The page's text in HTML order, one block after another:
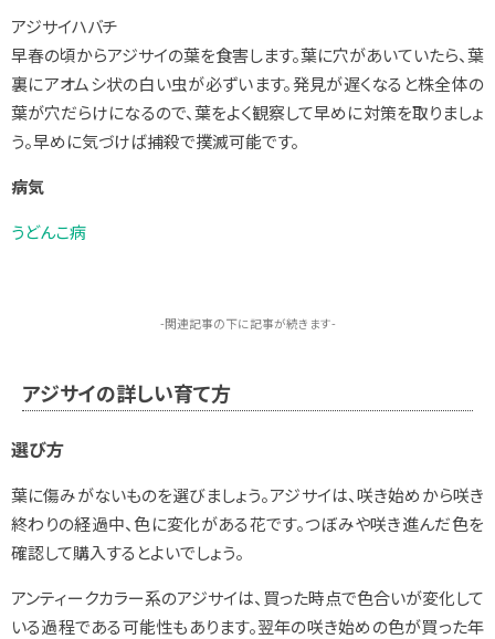
アジサイハバチ
早春の頃からアジサイの葉を食害します。葉に穴があいていたら、葉
裏にアオムシ状の白い虫が必ずいます。発見が遅くなると株全体の
葉が穴だらけになるので、葉をよく観察して早めに対策を取りましょ
う。早めに気づけば捕殺で撲滅可能です。
病気
うどんこ病
-関連記事の下に記事が続きます-
アジサイの詳しい育て方
選び方
葉に傷みがないものを選びましょう。アジサイは、咲き始めから咲き
終わりの経過中、色に変化がある花です。つぼみや咲き進んだ色を
確認して購入するとよいでしょう。
アンティークカラー系のアジサイは、買った時点で色合いが変化して
いる過程である可能性もあります。翌年の咲き始めの色が買った年